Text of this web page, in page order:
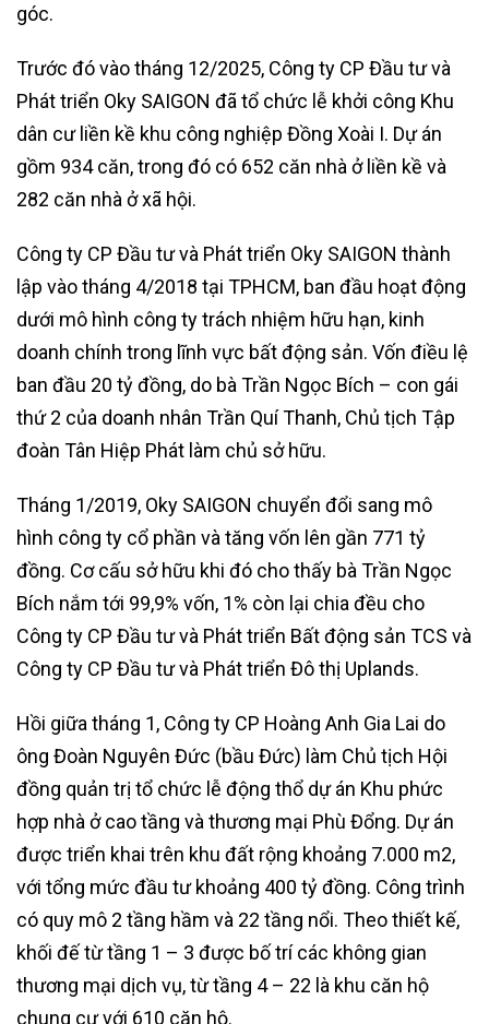
góc.
Trước đó vào tháng 12/2025, Công ty CP Đầu tư và
Phát triển Oky SAIGON đã tổ chức lễ khởi công Khu
dân cư liền kề khu công nghiệp Đồng Xoài I. Dự án
gồm 934 căn, trong đó có 652 căn nhà ở liền kề và
282 căn nhà ở xã hội.
Công ty CP Đầu tư và Phát triển Oky SAIGON thành
lập vào tháng 4/2018 tại TPHCM, ban đầu hoạt động
dưới mô hình công ty trách nhiệm hữu hạn, kinh
doanh chính trong lĩnh vực bất động sản. Vốn điều lệ
ban đầu 20 tỷ đồng, do bà Trần Ngọc Bích – con gái
thứ 2 của doanh nhân Trần Quí Thanh, Chủ tịch Tập
đoàn Tân Hiệp Phát làm chủ sở hữu.
Tháng 1/2019, Oky SAIGON chuyển đổi sang mô
hình công ty cổ phần và tăng vốn lên gần 771 tỷ
đồng. Cơ cấu sở hữu khi đó cho thấy bà Trần Ngọc
Bích nắm tới 99,9% vốn, 1% còn lại chia đều cho
Công ty CP Đầu tư và Phát triển Bất động sản TCS và
Công ty CP Đầu tư và Phát triển Đô thị Uplands.
Hồi giữa tháng 1, Công ty CP Hoàng Anh Gia Lai do
ông Đoàn Nguyên Đức (bầu Đức) làm Chủ tịch Hội
đồng quản trị tổ chức lễ động thổ dự án Khu phức
hợp nhà ở cao tầng và thương mại Phù Đổng. Dự án
được triển khai trên khu đất rộng khoảng 7.000 m2,
với tổng mức đầu tư khoảng 400 tỷ đồng. Công trình
có quy mô 2 tầng hầm và 22 tầng nổi. Theo thiết kế,
khối đế từ tầng 1 – 3 được bố trí các không gian
thương mại dịch vụ, từ tầng 4 – 22 là khu căn hộ
chung cư với 610 căn hộ.